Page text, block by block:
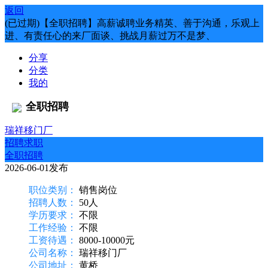
返回
(已过期)【全职招聘】高薪诚聘业务精英、善于沟通，乐观上
进、有责任心的来厂面谈、挑战月薪过万不是梦、
分享
分类
我的
全职招聘
瑞祥移门厂
招聘求职
全职招聘
2026-06-01发布
职位类别：
销售岗位
招聘人数：
50人
学历要求：
不限
工作经验：
不限
工资待遇：
8000-10000元
公司名称：
瑞祥移门厂
公司地址：
黄桥